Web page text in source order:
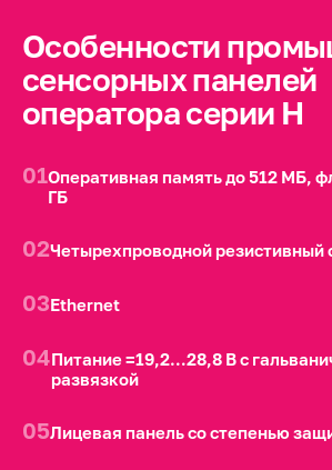
Особенности
сенсорных панелей
оператора серии H
01Оперативная память до 512 МБ,
ГБ
02Четырехпроводной резистивный
03Ethernet
04Питание =19,2…28,8 В с
развязкой
05Лицевая панель со степенью